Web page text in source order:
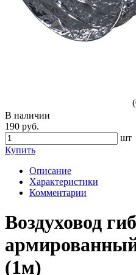
В наличии
190 руб.
шт
Купить
Описание
Характеристики
Комментарии
Воздуховод
(1м)